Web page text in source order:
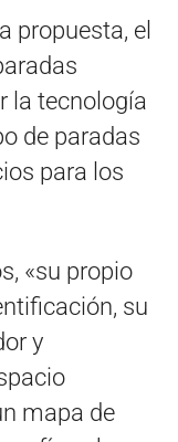
propuesta, el
la tecnología
de paradas
para los
«su propio
su
y
mapa de